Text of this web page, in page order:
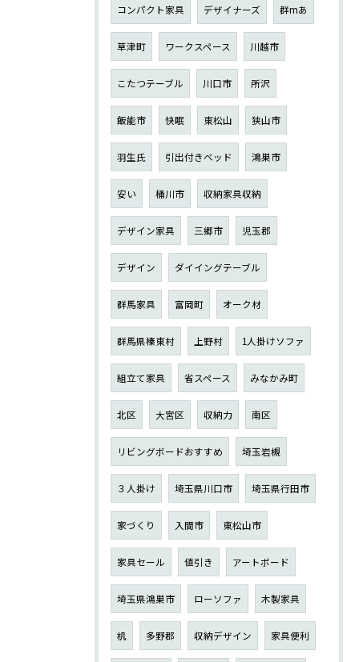
コンパクト家具 デザイナーズ 群mあ
草津町 ワークスペース 川越市
こたつテーブル 川口市 所沢
飯能市 快眠 東松山 狭山市
羽生氏 引出付きベッド 鴻巣市
安い 桶川市 収納家具収納
デザイン家具 三郷市 児玉郡
デザイン ダイイングテーブル
群馬家具 富岡町 オーク材
群馬県榛東村 上野村 1人掛けソファ
組立て家具 省スペース みなかみ町
北区 大宮区 収納力 南区
リビングボードおすすめ 埼玉岩槻
３人掛け 埼玉県川口市 埼玉県行田市
家づくり 入間市 東松山市
家具セール 値引き アートボード
埼玉県鴻巣市 ローソファ 木製家具
机 多野郡 収納デザイン 家具便利